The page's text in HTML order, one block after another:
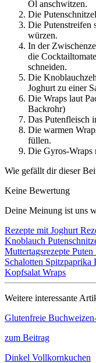
Öl anschwitzen.
Die
Die Putenstreifen
würzen.
In der
die
schneiden.
Die
Joghurt zu einer
Die Wraps laut
Backrohr)
Das Putenfleisch
Die warmen
füllen.
Die Gyros-Wraps
Wie gefällt dir dieser
Keine Bewertung
Deine Meinung ist uns
Rezepte mit Joghurt
Knoblauch
Muttertagsrezepte Puten
Schalotten Spitzpaprika
Kopfsalat Wraps
Weitere interessante
Glutenfreie
zum Beitrag
Dinkel Vollkornkuchen